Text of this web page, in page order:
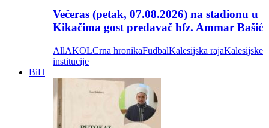
Večeras (petak, 07.08.2026) na stadionu u
Kikačima gost predavač hfz. Ammar Bašić
AllAKOLCrna hronikaFudbalKalesijska rajaKalesijske
institucije
BiH